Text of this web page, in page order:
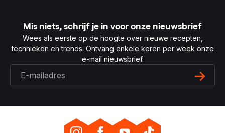
Mis niets, schrijf je in voor onze nieuwsbrief
Wees als eerste op de hoogte over nieuwe recepten,
technieken en trends. Ontvang enkele keren per week onze
e-mail nieuwsbrief.